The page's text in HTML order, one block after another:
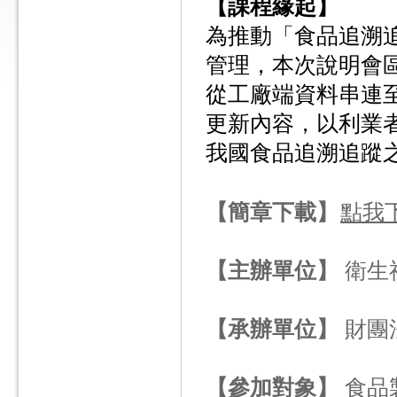
為推動「食品追溯
管理，本次說明會
從工廠端資料串連
更新內容，以利業
我國食品追溯追蹤
【簡章下載】 點我
【主辦單位】衛生
【承辦單位】 財團
【參加對象】食品